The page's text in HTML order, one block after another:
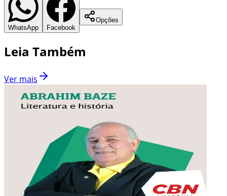
WhatsApp Facebook
Opções
Leia Também
Ver mais